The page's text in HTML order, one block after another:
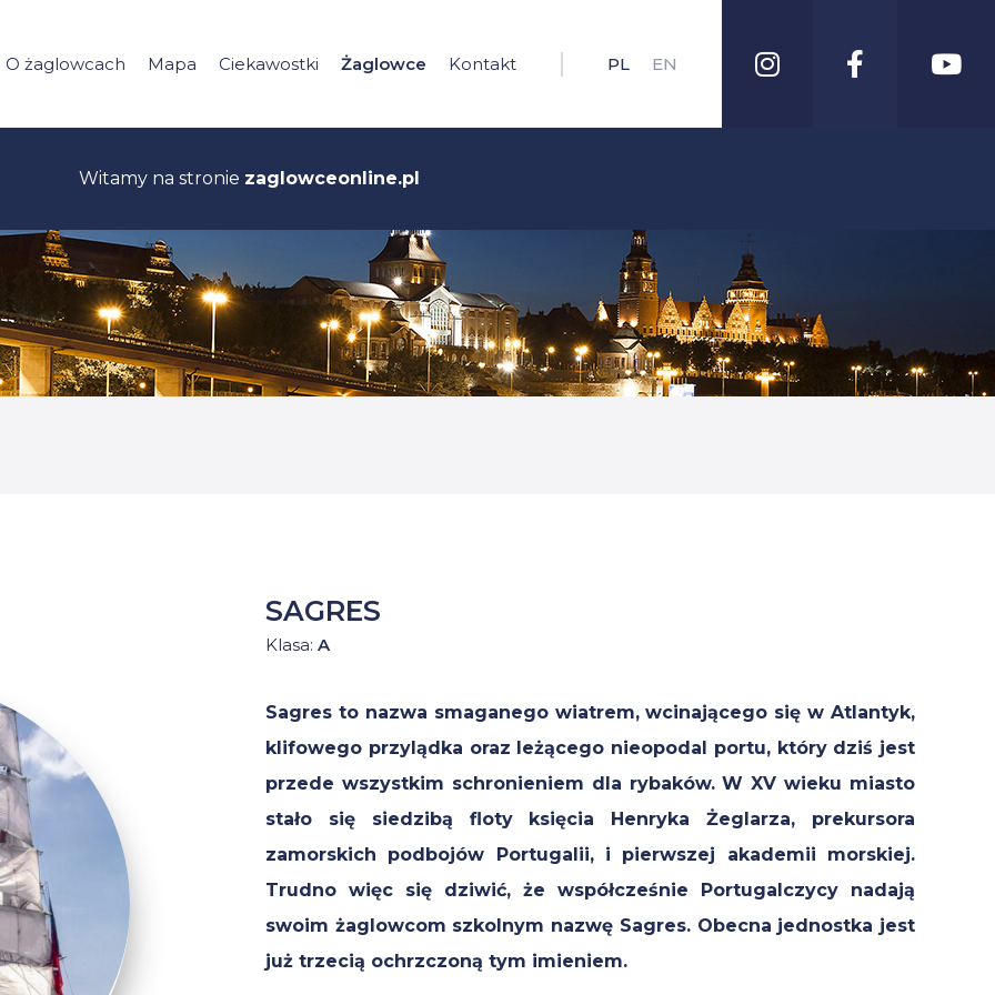
O żaglowcach Mapa Ciekawostki Żaglowce Kontakt PL EN
Witamy na stronie zaglowceonline.pl
SAGRES
Klasa: A
Sagres to nazwa smaganego wiatrem, wcinającego się w Atlantyk,
klifowego przylądka oraz leżącego nieopodal portu, który dziś jest
przede wszystkim schronieniem dla rybaków. W XV wieku miasto
stało się siedzibą floty księcia Henryka Żeglarza, prekursora
zamorskich podbojów Portugalii, i pierwszej akademii morskiej.
Trudno więc się dziwić, że współcześnie Portugalczycy nadają
swoim żaglowcom szkolnym nazwę Sagres. Obecna jednostka jest
już trzecią ochrzczoną tym imieniem.